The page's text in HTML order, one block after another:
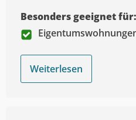
Besonders geeignet für:
Weiterlesen